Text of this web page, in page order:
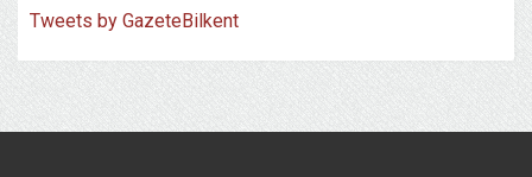
Tweets by GazeteBilkent